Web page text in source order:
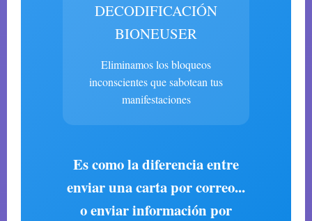
DECODIFICACIÓN
BIONEUSER
Eliminamos los bloqueos
inconscientes que sabotean tus
manifestaciones
Es como la diferencia entre
enviar una carta por correo...
o enviar información por